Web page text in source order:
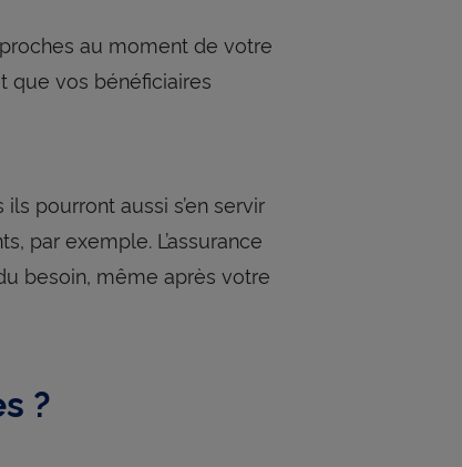
au moment de votre
que vos bénéficiaires
pourront aussi s’en servir
par exemple. L’assurance
besoin, même après votre
?